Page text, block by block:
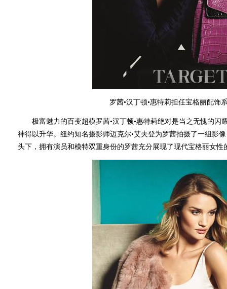
罗茜•汉丁顿•惠特莉担任宝格丽配饰
极富魅力的百变超模罗茜•汉丁顿•惠特莉绝对是当之无愧的闪
神得以升华。纽约知名摄影师迈克尔•艾夫登为罗茜拍摄了一组影
头下，拥有演员和模特双重身份的罗茜充分展现了现代宝格丽女性